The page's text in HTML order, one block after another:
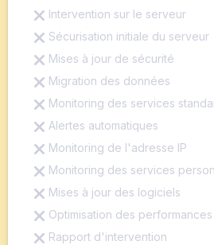
Intervention sur le serveur
Sécurisation initiale du serveur
Mises à jour de sécurité
Migration des données
Monitoring des services
Alertes automatiques
Monitoring de l'adresse IP
Monitoring des services
Mises à jour des logiciels
Optimisation des performances
Rapport d'intervention